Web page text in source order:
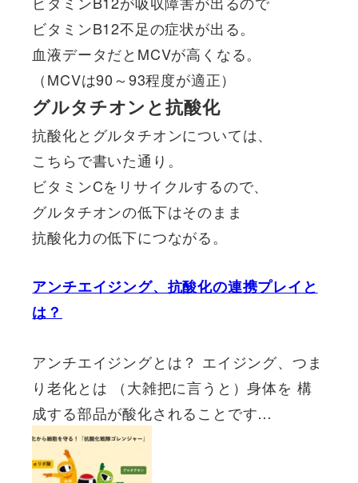
ビタミンB12不足の症状が出る。
血液データだとMCVが高くなる。
（MCVは90～93程度が適正）
グルタチオンと抗酸化
抗酸化とグルタチオンについては、
こちらで書いた通り。
ビタミンCをリサイクルするので、
グルタチオンの低下はそのまま
抗酸化力の低下につながる。
アンチエイジング、抗酸化の連携プレイと
は？
アンチエイジングとは？ エイジング、つま
り老化とは （大雑把に言うと）身体を 構
成する部品が酸化されることです…